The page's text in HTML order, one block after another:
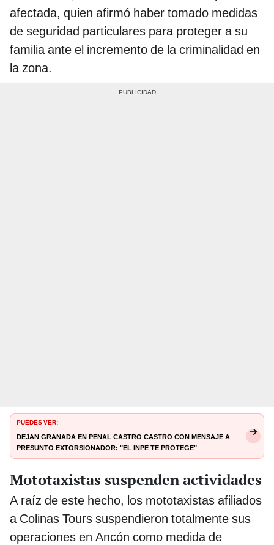
afectada, quien afirmó haber tomado medidas
de seguridad particulares para proteger a su
familia ante el incremento de la criminalidad en
la zona.
PUEDES VER:
Dejan granada en penal Castro Castro con mensaje a
presunto extorsionador: "El INPE te protege"
Mototaxistas suspenden actividades
A raíz de este hecho, los mototaxistas afiliados
a Colinas Tours suspendieron totalmente sus
operaciones en Ancón como medida de